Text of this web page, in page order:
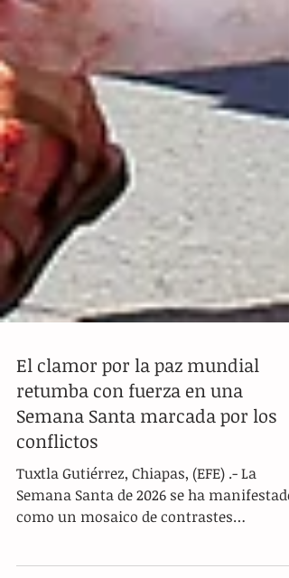
El clamor por la paz mundial
retumba con fuerza en una
Semana Santa marcada por los
conflictos
Semana Santa de 2026 se ha manifestado